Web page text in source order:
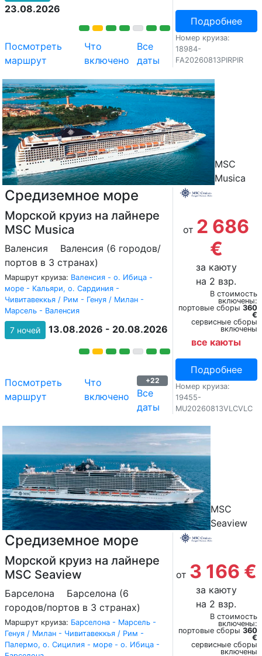
23.08.2026
Посмотреть
маршрут
Что
включено
Все
даты
Подробнее
Номер круиза:
18984-
FA20260813PIRPIR
MSC
Musica
Средиземное море
Морской круиз на лайнере
MSC Musica
Валенсия
Валенсия (6 городов/
портов в 3 странах)
Маршрут круиза: Валенсия - о. Ибица -
море - Кальяри, о. Сардиния -
Чивитавеккья / Рим - Генуя / Милан -
Марсель - Валенсия
7 ночей 13.08.2026 - 20.08.2026
Посмотреть
маршрут
Что
включено
+22
Все
даты
от 2 686
€
за каюту
на 2 взр.
В стоимость
включены:
портовые сборы 360
€
сервисные сборы
включены
все каюты
Подробнее
Номер круиза:
19455-
MU20260813VLCVLC
MSC
Seaview
Средиземное море
Морской круиз на лайнере
MSC Seaview
Барселона
Барселона (6
городов/портов в 3 странах)
Маршрут круиза: Барселона - Марсель -
Генуя / Милан - Чивитавеккья / Рим -
Палермо, о. Сицилия - море - о. Ибица -
от 3 166 €
за каюту
на 2 взр.
В стоимость
включены:
портовые сборы 360
€
сервисные сборы
включены